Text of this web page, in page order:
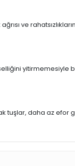
ve
yitirmemesiyle
tuşlar, daha az efor